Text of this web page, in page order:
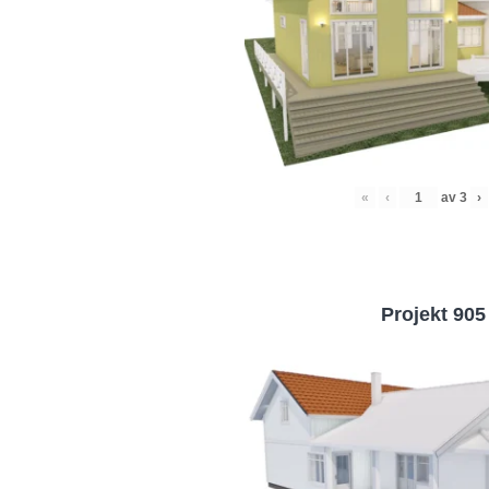
« ‹ av 3 ›
Projekt 905